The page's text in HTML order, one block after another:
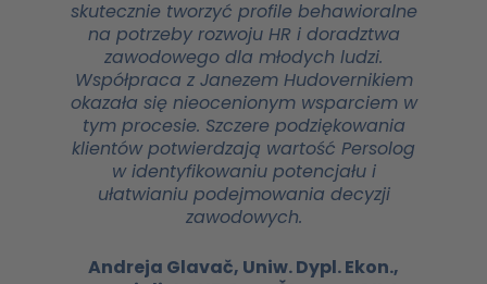
skutecznie tworzyć profile behawioralne
na potrzeby rozwoju HR i doradztwa
zawodowego dla młodych ludzi.
Współpraca z Janezem Hudovernikiem
okazała się nieocenionym wsparciem w
tym procesie. Szczere podziękowania
klientów potwierdzają wartość Persolog
w identyfikowaniu potencjału i
ułatwianiu podejmowania decyzji
zawodowych.
Andreja Glavač, Uniw. Dypl. Ekon.,